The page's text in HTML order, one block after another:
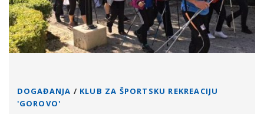
DOGAĐANJA / KLUB ZA ŠPORTSKU REKREACIJU
'GOROVO'